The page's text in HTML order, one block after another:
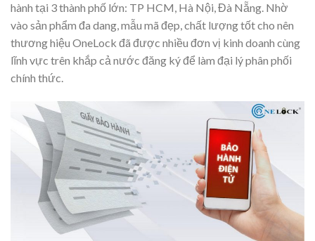
hành tại 3 thành phố lớn: TP HCM, Hà Nội, Đà Nẵng. Nhờ
vào sản phẩm đa dang, mẫu mã đẹp, chất lượng tốt cho nên
thương hiệu OneLock đã được nhiều đơn vị kinh doanh cùng
lĩnh vực trên khắp cả nước đăng ký để làm đại lý phân phối
chính thức.